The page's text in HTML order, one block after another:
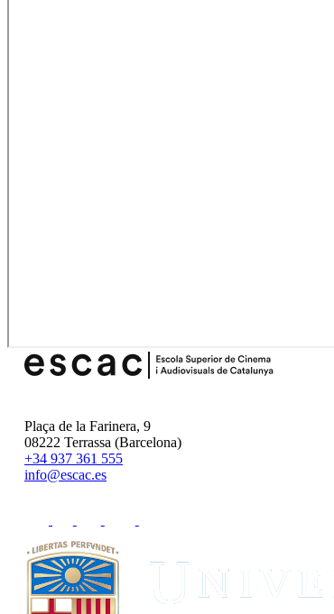
Plaça de la Farinera, 9
08222 Terrassa (Barcelona)
+34 937 361 555
info@escac.es